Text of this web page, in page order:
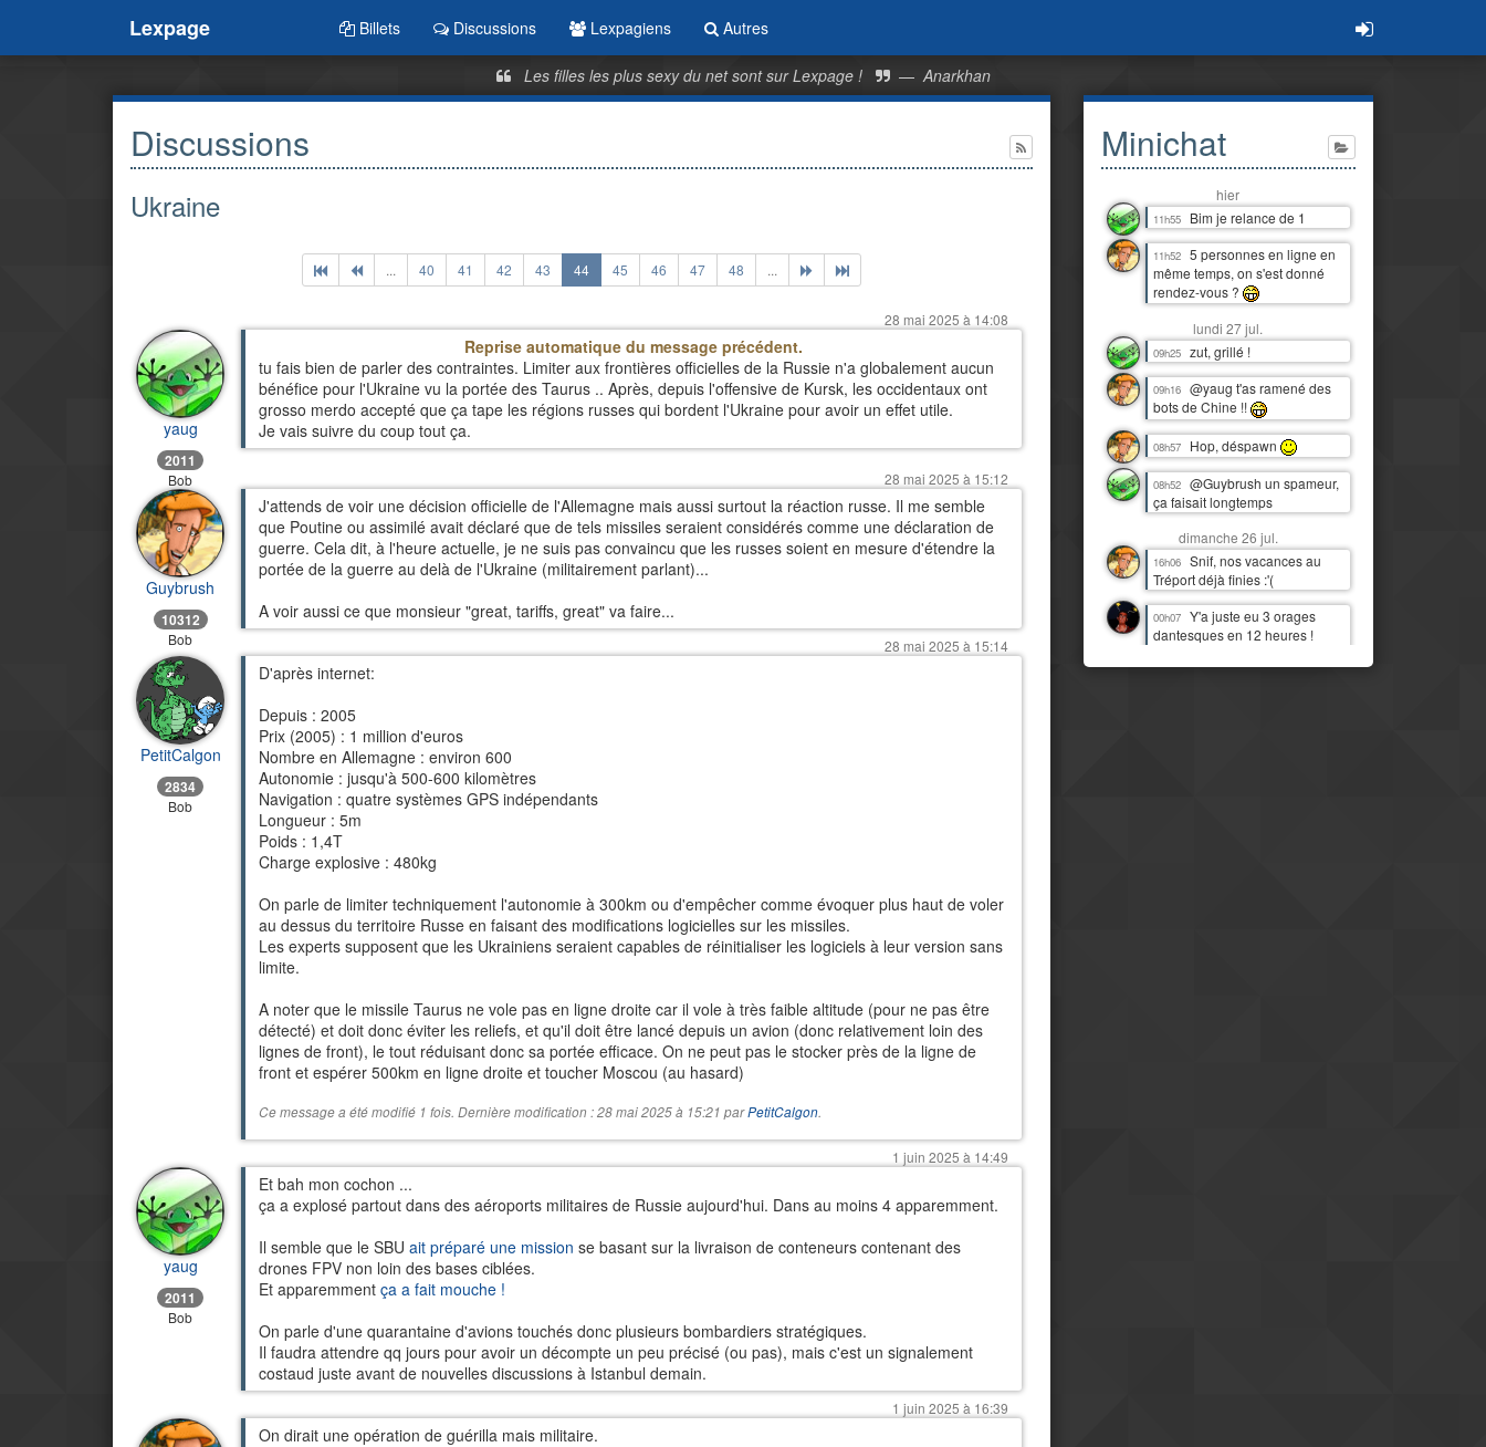
Lexpage Billets Discussions Lexpagiens Autres
Les filles les plus sexy du net sont sur Lexpage ! —Anarkhan
Discussions
Ukraine
... 40 41 42 43 44 45 46 47 48 ...
yaug
2011
Bob
28 mai 2025 à 14:08
Reprise automatique du message précédent.
tu fais bien de parler des contraintes. Limiter aux frontières officielles de la Russie n'a globalement aucun
bénéfice pour l'Ukraine vu la portée des Taurus .. Après, depuis l'offensive de Kursk, les occidentaux ont
grosso merdo accepté que ça tape les régions russes qui bordent l'Ukraine pour avoir un effet utile.
Je vais suivre du coup tout ça.
Guybrush
10312
Bob
28 mai 2025 à 15:12
J'attends de voir une décision officielle de l'Allemagne mais aussi surtout la réaction russe. Il me semble
que Poutine ou assimilé avait déclaré que de tels missiles seraient considérés comme une déclaration de
guerre. Cela dit, à l'heure actuelle, je ne suis pas convaincu que les russes soient en mesure d'étendre la
portée de la guerre au delà de l'Ukraine (militairement parlant)...
A voir aussi ce que monsieur "great, tariffs, great" va faire...
PetitCalgon
2834
Bob
28 mai 2025 à 15:14
D'après internet:
Depuis : 2005
Prix (2005) : 1 million d'euros
Nombre en Allemagne : environ 600
Autonomie : jusqu'à 500-600 kilomètres
Navigation : quatre systèmes GPS indépendants
Longueur : 5m
Poids : 1,4T
Charge explosive : 480kg
On parle de limiter techniquement l'autonomie à 300km ou d'empêcher comme évoquer plus haut de voler
au dessus du territoire Russe en faisant des modifications logicielles sur les missiles.
Les experts supposent que les Ukrainiens seraient capables de réinitialiser les logiciels à leur version sans
limite.
A noter que le missile Taurus ne vole pas en ligne droite car il vole à très faible altitude (pour ne pas être
détecté) et doit donc éviter les reliefs, et qu'il doit être lancé depuis un avion (donc relativement loin des
lignes de front), le tout réduisant donc sa portée efficace. On ne peut pas le stocker près de la ligne de
front et espérer 500km en ligne droite et toucher Moscou (au hasard)
Ce message a été modifié 1 fois. Dernière modification : 28 mai 2025 à 15:21 parPetitCalgon.
yaug
2011
Bob
1 juin 2025 à 14:49
Et bah mon cochon ...
ça a explosé partout dans des aéroports militaires de Russie aujourd'hui. Dans au moins 4 apparemment.
Il semble que le SBU ait préparé une mission se basant sur la livraison de conteneurs contenant des
drones FPV non loin des bases ciblées.
Et apparemment ça a fait mouche !
On parle d'une quarantaine d'avions touchés donc plusieurs bombardiers stratégiques.
Il faudra attendre qq jours pour avoir un décompte un peu précisé (ou pas), mais c'est un signalement
costaud juste avant de nouvelles discussions à Istanbul demain.
1 juin 2025 à 16:39
On dirait une opération de guérilla mais militaire.
Minichat
hier
11h55 Bim je relance de 1
11h52
5 personnes en ligne en
même temps, on s'est donné
rendez-vous ?
lundi 27 jul.
09h25 zut, grillé !
09h16
@yaug t'as ramené des
bots de Chine !!
08h57 Hop, déspawn
08h52
@Guybrush un spameur,
ça faisait longtemps
dimanche 26 jul.
16h06
Snif, nos vacances au
Tréport déjà finies :'(
00h07
Y'a juste eu 3 orages
dantesques en 12 heures !
quand c'était juste de la pluie !